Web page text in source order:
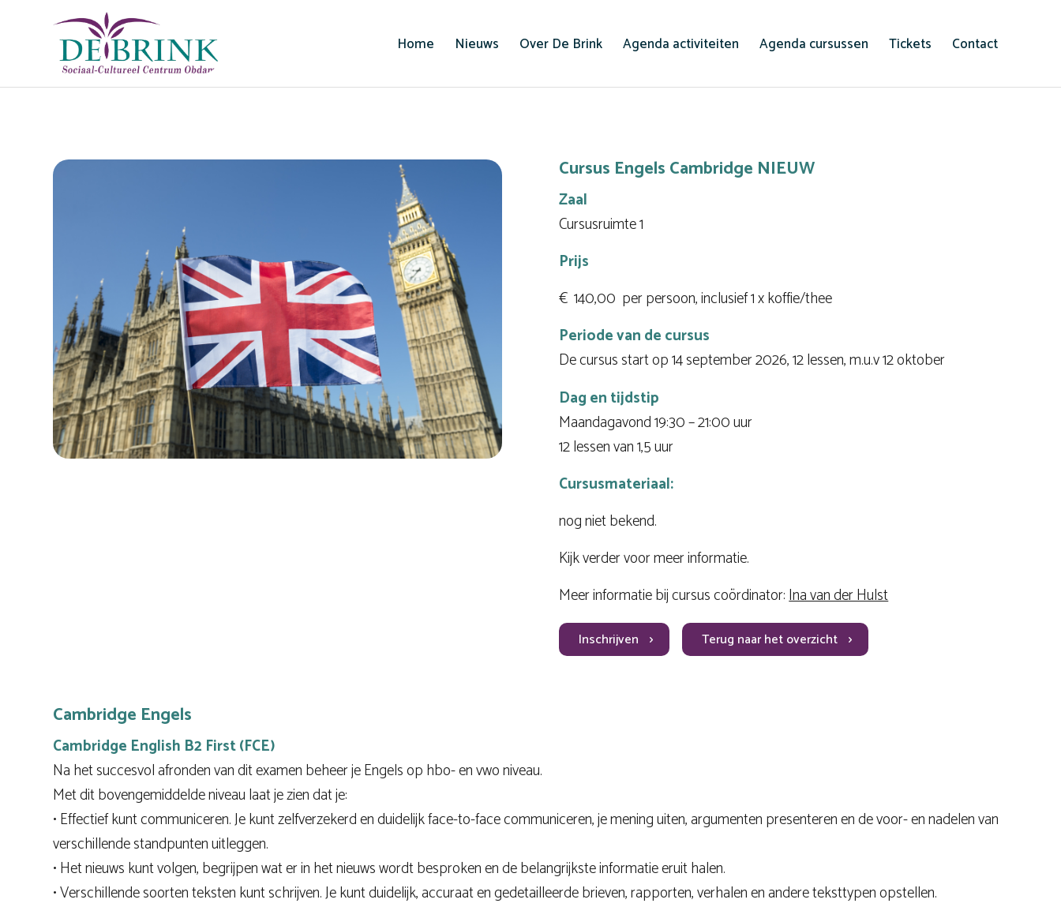
Home Nieuws Over De Brink Agenda activiteiten Agenda cursussen Tickets Contact
Cursus Engels Cambridge NIEUW
Zaal
Cursusruimte 1
Prijs
€ 140,00 per persoon, inclusief 1 x koffie/thee
Periode van de cursus
De cursus start op 14 september 2026, 12 lessen, m.u.v 12 oktober
Dag en tijdstip
Maandagavond 19:30 – 21:00 uur
12 lessen van 1,5 uur
Cursusmateriaal:
nog niet bekend.
Kijk verder voor meer informatie.
Meer informatie bij cursus coördinator:Ina van der Hulst
Inschrijven Terug naar het overzicht
Cambridge Engels
Cambridge English B2 First (FCE)
Na het succesvol afronden van dit examen beheer je Engels op hbo- en vwo niveau.
Met dit bovengemiddelde niveau laat je zien dat je:
• Effectief kunt communiceren. Je kunt zelfverzekerd en duidelijk face-to-face communiceren, je mening uiten, argumenten presenteren en de voor- en nadelen van
verschillende standpunten uitleggen.
• Het nieuws kunt volgen, begrijpen wat er in het nieuws wordt besproken en de belangrijkste informatie eruit halen.
• Verschillende soorten teksten kunt schrijven. Je kunt duidelijk, accuraat en gedetailleerde brieven, rapporten, verhalen en andere teksttypen opstellen.